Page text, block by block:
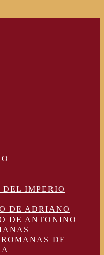
DEL IMPERIO
DE ADRIANO
DE ANTONINO
DE